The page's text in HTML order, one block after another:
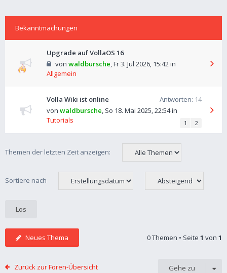
Bekanntmachungen
Upgrade auf VollaOS 16
von waldbursche,Fr 3. Jul 2026, 15:42in
Allgemein
Volla Wiki ist online Antworten: 14
von waldbursche, So 18. Mai 2025, 22:54in
Tutorials
1 2
Themen der letzten Zeit anzeigen:
Sortiere nach
Neues Thema 0 Themen • Seite 1 von 1
Zurück zur Foren-Übersicht Gehe zu